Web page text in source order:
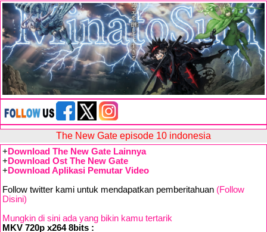
The New Gate episode 10 indonesia
+ Download The New Gate Lainnya
+ Download Ost The New Gate
+ Download Aplikasi Pemutar Video
Follow twitter kami untuk mendapatkan pemberitahuan (Follow
Disini)
Mungkin di sini ada yang bikin kamu tertarik
MKV 720p x264 8bits :